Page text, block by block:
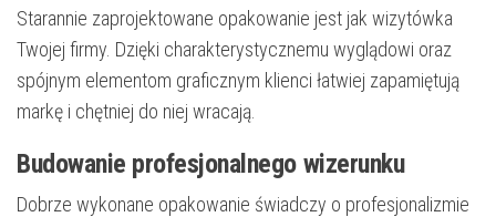
Starannie zaprojektowane opakowanie jest jak wizytówka
Twojej firmy. Dzięki charakterystycznemu wyglądowi oraz
spójnym elementom graficznym klienci łatwiej zapamiętują
markę i chętniej do niej wracają.
Budowanie profesjonalnego wizerunku
Dobrze wykonane opakowanie świadczy o profesjonalizmie